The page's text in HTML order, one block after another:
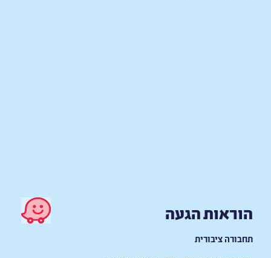
הוראות הגעה
תחבורה ציבורית